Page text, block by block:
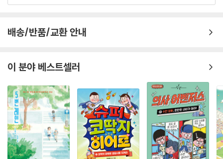
배송/반품/교환 안내
이 분야 베스트셀러